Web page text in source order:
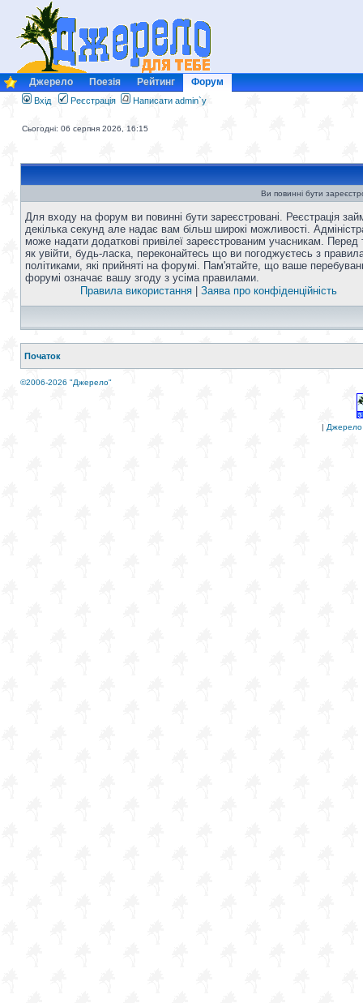
Джерело Поезія Рейтинг Форум
Вхід Реєстрація Написати admin`у
Сьогодні: 06 серпня 2026, 16:15
Ви повинні бути
Для входу на форум ви повинні бути зареєстровані. Реєстрація
декілька секунд але надає вам більш широкі можливості.
може надати додаткові привілеї зареєстрованим учасникам. Перед
як увійти, будь-ласка, переконайтесь що ви погоджуєтесь з
політиками, які прийняті на форумі. Пам'ятайте, що ваше
форумі означає вашу згоду з усіма правилами.
Правила використання
Заява про конфіденційність
Початок
©2006-2026 "Джерело"
| Джерело